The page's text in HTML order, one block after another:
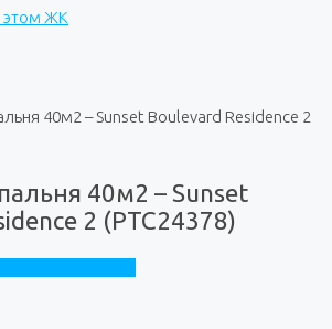
этом ЖК
40м2 – Sunset Boulevard Residence 2
40м2 – Sunset
2 (PTC24378)